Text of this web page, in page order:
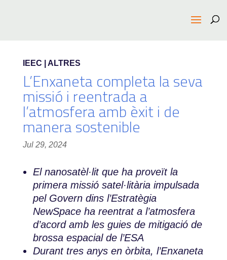
IEEC | ALTRES
L’Enxaneta completa la seva
missió i reentrada a
l’atmosfera amb èxit i de
manera sostenible
Jul 29, 2024
El nanosatèl·lit que ha proveït la
primera missió satel·litària impulsada
pel Govern dins l’Estratègia
NewSpace ha reentrat a l’atmosfera
d’acord amb les guies de mitigació de
brossa espacial de l’ESA
Durant tres anys en òrbita, l’Enxaneta